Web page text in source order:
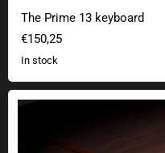
The Prime 13 keyboard
€150,25
In stock
The DeltaForce 65 keyboard